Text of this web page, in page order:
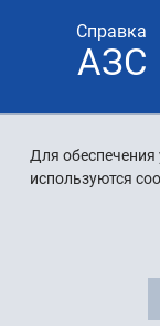
Для обеспечения
используются
Справка
АЗС